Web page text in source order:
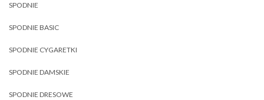
SPODNIE
SPODNIE BASIC
SPODNIE CYGARETKI
SPODNIE DAMSKIE
SPODNIE DRESOWE